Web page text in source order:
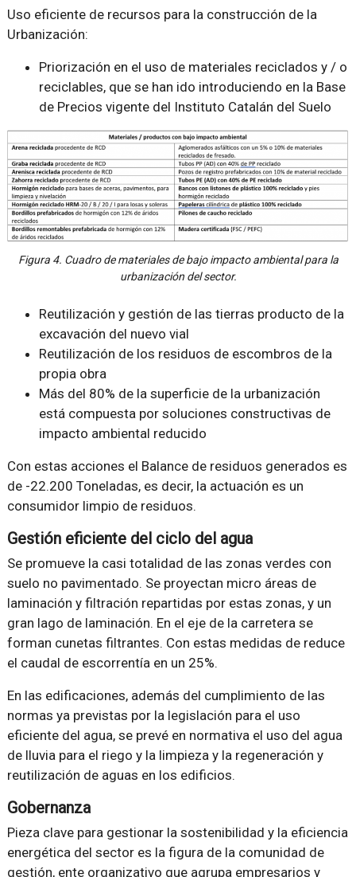
Uso eficiente de recursos para la construcción de la
Urbanización:
Priorización en el uso de materiales reciclados y / o
reciclables, que se han ido introduciendo en la Base
de Precios vigente del Instituto Catalán del Suelo
Figura 4. Cuadro de materiales de bajo impacto ambiental para la
urbanización del sector.
Reutilización y gestión de las tierras producto de la
excavación del nuevo vial
Reutilización de los residuos de escombros de la
propia obra
Más del 80% de la superficie de la urbanización
está compuesta por soluciones constructivas de
impacto ambiental reducido
Con estas acciones el Balance de residuos generados es
de -22.200 Toneladas, es decir, la actuación es un
consumidor limpio de residuos.
Gestión eficiente del ciclo del agua
Se promueve la casi totalidad de las zonas verdes con
suelo no pavimentado. Se proyectan micro áreas de
laminación y filtración repartidas por estas zonas, y un
gran lago de laminación. En el eje de la carretera se
forman cunetas filtrantes. Con estas medidas de reduce
el caudal de escorrentía en un 25%.
En las edificaciones, además del cumplimiento de las
normas ya previstas por la legislación para el uso
eficiente del agua, se prevé en normativa el uso del agua
de lluvia para el riego y la limpieza y la regeneración y
reutilización de aguas en los edificios.
Gobernanza
Pieza clave para gestionar la sostenibilidad y la eficiencia
energética del sector es la figura de la comunidad de
gestión, ente organizativo que agrupa empresarios y